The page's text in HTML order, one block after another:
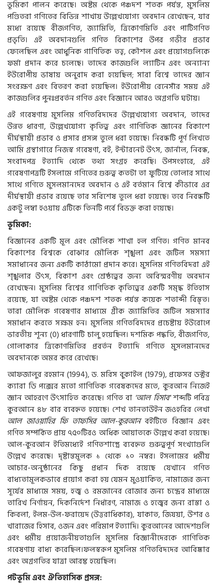
ভূমিকা পালন করেছে। অষ্টম থেকে পঞ্চদশ শতক পর্যন্ত, মুসলিম
পণ্ডিতরা গণিতের বিভিন্ন শাখায় উল্লেখযোগ্য অবদান রেখেছেন, যার
মধ্যে রয়েছে বীজগণিত, জ্যামিতি, ত্রিকোণমিতি এবং পাটিগণিত
প্রভৃতি। এই অবদানগুলি গণিত বিকাশের উপর গভীর প্রভাব
ফেলেছিল এবং আধুনিক গাণিতিক তত্ত্ব, কৌশল এবং প্রয়োগগুলিকে
ফর্মা প্রদান করে চলেছে। তাদের কাজগুলি ল্যাটিন এবং অন্যান্য
ইউরোপীয় ভাষায় অনুবাদ করা হয়েছিল; সারা বিশ্বে তাদের জ্ঞান
সংরক্ষণ এবং বিতরণ করা হয়েছিল। ইউরোপীয় রেনেসাঁর সময় এই
কাজগুলির পুনঃপ্রবর্তন গণিত এবং বিজ্ঞানে আরও অগ্রগতি ঘটায়।
এই গবেষণায় মুসলিম গণিতবিদদের উল্লেখযোগ্য অবদান, তাদের
উন্নত ধারণা, উল্লেখযোগ্য কৃতিত্ব এবং গাণিতিক জ্ঞানের বিকাশে
দীর্ঘস্থায়ী প্রভাব ও প্রসার প্রসঙ্গ তুলে ধরা হয়েছে। নিবন্ধটি পূর্ণ লিখতে
আমি গ্রন্থাগারে নিজস্ব গবেষণা, বই, ইন্টারনেট উৎস, জার্নাল, নিবন্ধ,
সংবাদপত্র ইত্যাদি থেকে তথ্য সংগ্রহ করেছি। উপসংহারে, এই
গবেষণাপত্রটি ইসলামে গণিতের গুরুত্ব কতটা তা ফুটিয়ে তোলার সাথে
সাথে গণিতে মুসলমানদের অবদান ও এই বর্তমান বিশ্বে কীভাবে এর
দীর্ঘস্থায়ী প্রভাব রয়েছে তার সবিশেষ তুলে ধরা হয়েছে। তবে নিবন্ধটি
একটু লম্বা হওয়ায় এটিকে তিনটি পর্বে বিভক্ত করা হয়েছে।
ভূমিকা:
বিজ্ঞানের একটি মূল এবং মৌলিক শাখা হল গণিত। গণিত মানব
বিকাশের বিশ্বকে বোঝার মৌলিক শৃঙ্খলা এবং জটিল সমস্যা
সমাধানের জন্য একটি কাঠামো প্রদান করে। মুসলিম গণিতবিদরা এই
শৃঙ্খলার উৎস, বিকাশ এবং শ্রেষ্ঠত্বের জন্য অবিস্মরণীয় অবদান
রেখেছেন। মুসলিম বিশ্বের গাণিতিক কৃতিত্বের একটি সমৃদ্ধ ইতিহাস
রয়েছে, যা অষ্টম থেকে পঞ্চদশ শতক পর্যন্ত কয়েক শতাব্দী বিস্তৃত।
তারা মৌলিক গবেষণার মাধ্যমে গ্রীক জ্যামিতির জটিল সমস্যার
সমাধান করতে সক্ষম হন। মুসলিম গণিতবিদদের প্রচেষ্টায় ইউরোপে
ভারতীয় শূন্য (0) ধারণাটি চালু হয়েছিল। দশমিক পদ্ধতি, বীজগণিত,
গোলাকার ত্রিকোণমিতির প্রবর্তন ইত্যাদি গণিতে মুসলমানদের
অবদানকে অমর করে রেখেছে।
আফজালুর রহমান (1994), ড. মরিস বুকাইল (1979), প্রফেসর ডক্টর
ক্যারা ডি পক্সের মতো গাণিতিক গবেষকদের মতে, কুরআন নিজেই
জ্ঞান আহরণে উৎসাহিত করেছে। গণিত বা 'আল হিসাব'শব্দটি পবিত্র
কুরআনে ৪৮ বার ব্যবহৃত হয়েছে। শেখ তানতাউইন জওহরির লেখা
আল জাওয়াহির ফি তাফসির আল-কুরআনবইটিতে বিজ্ঞান এবং
গণিত সম্পর্কিত প্রায় ৭৫০টিরও অধিক আয়াতকে উল্লেখ করা হয়েছে।
আল-কুরআন ইতিমধ্যেই গণিতশাস্ত্রে ব্যবহৃত গুরুত্বপূর্ণ সংখ্যাগুলি
উল্লেখ করেছে। দৃষ্টান্তমূলক ১ থেকে ১০ নম্বর। ইসলামের ধর্মীয়
আচার-অনুষ্ঠানের কিছু প্রধান দিক রয়েছে যেখানে গণিত
বাধ্যতামূলকভাবে প্রয়োগ করা হয় যেমন মুওয়াকিত, নামাজের জন্য
সূর্যের মাধ্যমে সময়, হজ্ব ও রমজানের রোজার জন্য চন্দ্রের মাধ্যমে
তারিখ নির্ণায়ন, দিকনির্দেশ নির্ধারণ, নামাজ ও হজ্বের জন্য রাস্তা ও
কিবলা, ইলম-উল-ফরায়েদ (উত্তরাধিকার), যাকাত, জিযয়া, উশর ও
খারাজের হিসাব, ওজন এবং পরিমাপ ইত্যাদি। কুরআনের আদেশগুলি
এবং ধর্মীয় প্রয়োজনীয়তাগুলি মুসলিম বিজ্ঞানীদেরকে গাণিতিক
গবেষণায় বাধ্য করেছিল।ফলস্বরূপ মুসলিম গণিতবিদদের আবিষ্কার
এবং অগ্রগতির যাত্রা আরম্ভ হয়েছিল।
পটভূমি এবং ঐতিহাসিক প্রসঙ্গ: